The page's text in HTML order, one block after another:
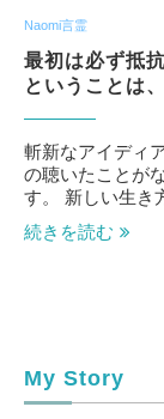
Naomi言霊
最初は必ず抵
ということは
斬新なアイディ
の聴いたことが
す。 新しい生き
続きを読む
My Story